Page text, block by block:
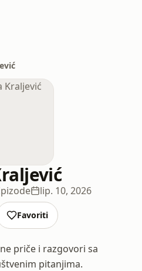
lip. 10, 2026
Favoriti
priče i razgovori sa
pitanjima.